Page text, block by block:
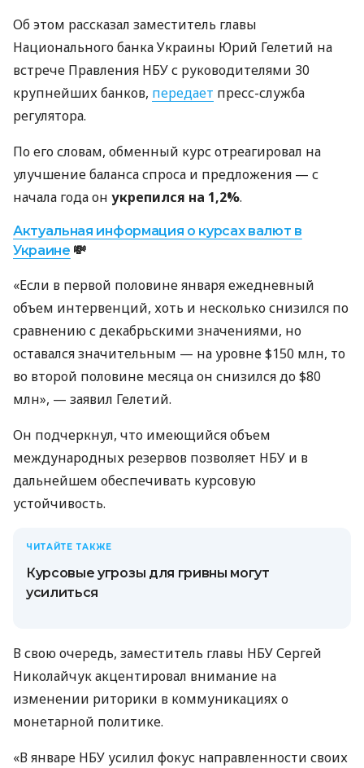
Об этом рассказал заместитель главы
Национального банка Украины Юрий Гелетий на
встрече Правления НБУ с руководителями 30
крупнейших банков, передает пресс-служба
регулятора.
По его словам, обменный курс отреагировал на
улучшение баланса спроса и предложения — с
начала года он укрепился на 1,2%.
Актуальная информация о курсах валют в
Украине 💸
«Если в первой половине января ежедневный
объем интервенций, хоть и несколько снизился по
сравнению с декабрьскими значениями, но
оставался значительным — на уровне $150 млн, то
во второй половине месяца он снизился до $80
млн», — заявил Гелетий.
Он подчеркнул, что имеющийся объем
международных резервов позволяет НБУ и в
дальнейшем обеспечивать курсовую
устойчивость.
ЧИТАЙТЕ ТАКЖЕ
Курсовые угрозы для гривны могут
усилиться
В свою очередь, заместитель главы НБУ Сергей
Николайчук акцентировал внимание на
изменении риторики в коммуникациях о
монетарной политике.
«В январе НБУ усилил фокус направленности своих